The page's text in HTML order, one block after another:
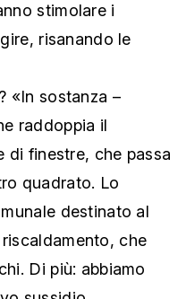
stimolare i
risanando le
«In sostanza –
raddoppia il
di finestre, che passa
quadrato. Lo
destinato al
che
Di più: abbiamo